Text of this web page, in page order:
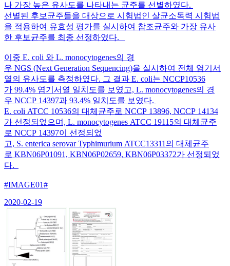
나 가장 높은 유사도를 나타내는 균주를 선별하였다.
선별된 후보균주들을 대상으로 시험법인 살균소독력 시험법
을 적용하여 유효성 평가를 실시하여 참조균주와 가장 유사
한 후보균주를 최종 선정하였다.
이중 E. coli 와 L. monocytogenes의 경
우 NGS (Next Generation Sequencing)을 실시하여 전체 염기서
열의 유사도를 측정하였다. 그 결과 E. coli는 NCCP10536
가 99.4% 염기서열 일치도를 보였고, L. monocytogenes의 경
우 NCCP 14397과 93.4% 일치도를 보였다.
E. coli ATCC 10536의 대체균주로 NCCP 13896, NCCP 14134
가 선정되었으며, L. monocytogenes ATCC 19115의 대체균주
로 NCCP 14397이 선정되었
고, S. enterica serovar Typhimurium ATCC13311의 대체균주
로 KBN06P01091, KBN06P02659, KBN06P03372가 선정되었
다.
#IMAGE01#
2020-02-19